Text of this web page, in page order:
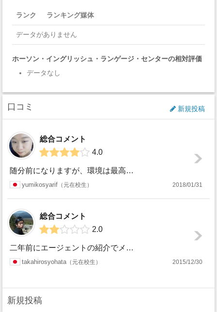
ランク ランキング媒体
データがありません
ホーソン・イングリッシュ・ランゲージ・センターの相対評価
データなし
口コミ 新規投稿
総合コメント
4.0
随分前になりますが、環境は最高でした。学校の周りは勉強するのに邪魔がなく自然が多いので気持ちよく勉強できます。先生たちもフレンドリーで、9カ月強の勉強はと...
yumikosyarif 元在校生 2018/01/31
総合コメント
2.0
二年前にエージェントの紹介でメルボルン大学付属の語学学校でEAP1と2でアカデミック英語を勉強していました。目標はIELTSを4.5から半年で6.0まで上...
takahirosyohata 元在校生 2015/12/30
新規投稿